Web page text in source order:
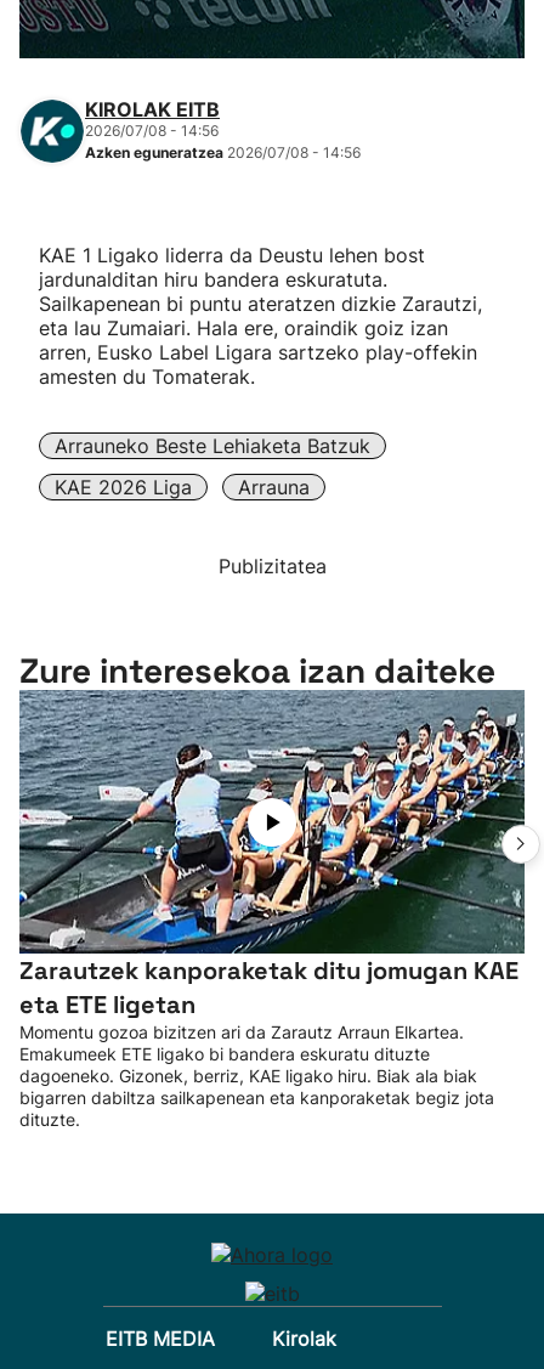
Herri-kirolak
Eskubaloia
Mendi-lasterketak
Kirol gehiago
"Helmuga"
KIROLAK EITB
2026/07/08 - 14:56
Azken eguneratzea 2026/07/08 - 14:56
KAE 1 Ligako liderra da Deustu lehen bost
jardunalditan hiru bandera eskuratuta.
Sailkapenean bi puntu ateratzen dizkie Zarautzi,
eta lau Zumaiari. Hala ere, oraindik goiz izan
arren, Eusko Label Ligara sartzeko play-offekin
amesten du Tomaterak.
Arrauneko Beste Lehiaketa Batzuk
KAE 2026 Liga
Arrauna
Publizitatea
Zure interesekoa izan daiteke
Zarautzek kanporaketak ditu jomugan KAE
eta ETE ligetan
Momentu gozoa bizitzen ari da Zarautz Arraun Elkartea.
Emakumeek ETE ligako bi bandera eskuratu dituzte
dagoeneko. Gizonek, berriz, KAE ligako hiru. Biak ala biak
bigarren dabiltza sailkapenean eta kanporaketak begiz jota
dituzte.
EITB MEDIA
Kirolak